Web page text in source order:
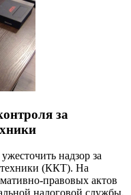
за
надзор за
техники (ККТ). На
правовых актов